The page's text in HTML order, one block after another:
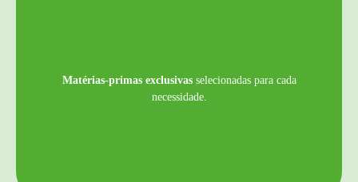
Matérias-primas exclusivasselecionadas para cada
necessidade.